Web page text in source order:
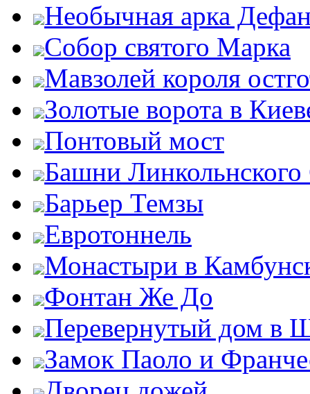
Необычная арка
Собор святого Марка
Мавзолей короля
Золотые ворота в
Понтовый мост
Башни
Барьер Темзы
Евротоннель
Монастыри в
Фонтан Же До
Перевернутый дом в
Замок Паоло и